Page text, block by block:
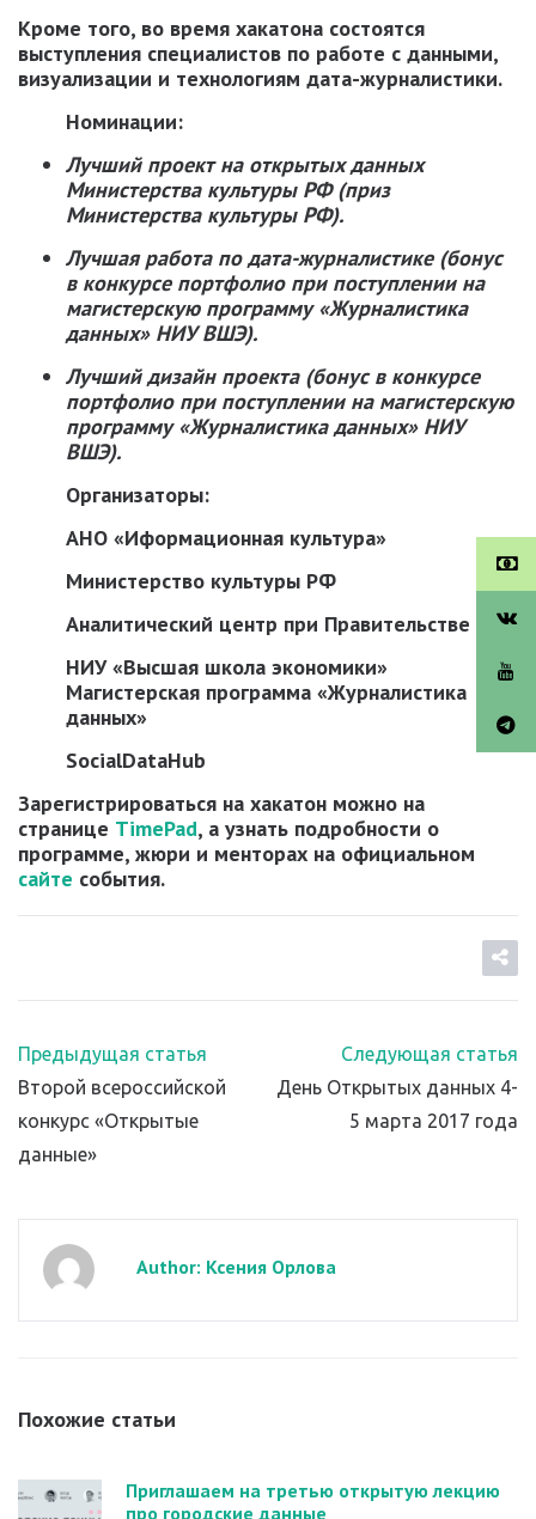
Кроме того, во время хакатона состоятся
выступления специалистов по работе с данными,
визуализации и технологиям дата-журналистики.
Номинации:
Лучший проект на открытых данных
Министерства культуры РФ (приз
Министерства культуры РФ).
Лучшая работа по дата-журналистике (бонус
в конкурсе портфолио при поступлении на
магистерскую программу «Журналистика
данных» НИУ ВШЭ).
Лучший дизайн проекта (бонус в конкурсе
портфолио при поступлении на магистерскую
программу «Журналистика данных» НИУ
ВШЭ).
Организаторы:
АНО «Иформационная культура»
Министерство культуры РФ
Аналитический центр при Правительстве РФ
НИУ «Высшая школа экономики»
Магистерская программа «Журналистика
данных»
SocialDataHub
Зарегистрироваться на хакатон можно на
странице TimePad, а узнать подробности о
программе, жюри и менторах на официальном
сайте события.
Предыдущая статья
Второй всероссийской
конкурс «Открытые
данные»
Следующая статья
День Открытых данных 4-
5 марта 2017 года
Author: Ксения Орлова
Похожие статьи
Приглашаем на третью открытую лекцию
про городские данные